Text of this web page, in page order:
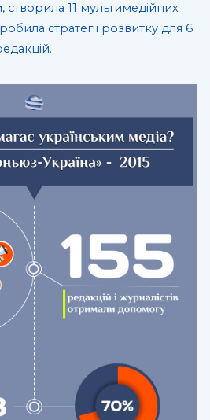
створила 11 мультимедійних
стратегії розвитку для 6